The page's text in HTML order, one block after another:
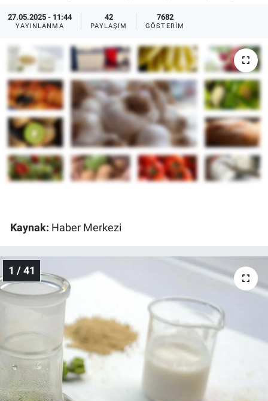
27.05.2025 - 11:44
YAYINLANMA
42
PAYLAŞIM
7682
GÖSTERIM
Kaynak: Haber Merkezi
1 / 41
Eğitim
Eğlence
Ekonomi
Forum
Gerçeğin İzinde
Gün Başlıyor
Gün Ortası
Gündem Özel
Günün görüntüsü
Kimdir